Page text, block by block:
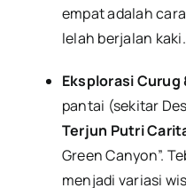
empat adalah
lelah berjalan kaki.
Eksplorasi Curug
pantai (sekitar
Terjun Putri
Green Canyon”.
menjadi variasi